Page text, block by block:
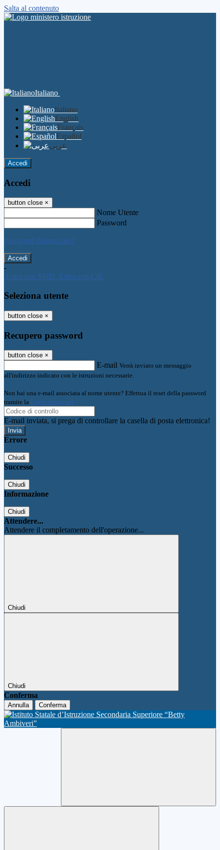
Salta al contenuto
Italiano
Italiano
English
Français
Español
عربى
Accedi
Accedi
button close ×
Nome Utente
Password
Password dimenticata?
-
Entra con SPID Entra con CIE
Seleziona utente
button close ×
Recupero password
button close ×
E-mail Verrà inviato un messaggio
all'indirizzo indicato con le istruzioni necessarie.
Non hai una e-mail associata al nome utente? Effettua il reset della password
tramite la Login Spaggiari
E-mail inviata, si prega di controllare la casella di posta elettronica!
Errore
Chiudi
Successo
Chiudi
Informazione
Chiudi
Attendere...
Attendere il completamento dell'operazione...
Chiudi
Chiudi
Conferma
Annulla Conferma